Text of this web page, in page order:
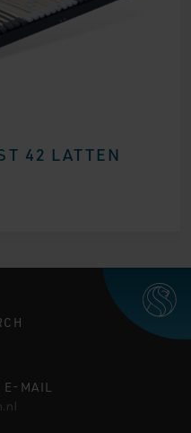
42 LATTEN
E-MAIL